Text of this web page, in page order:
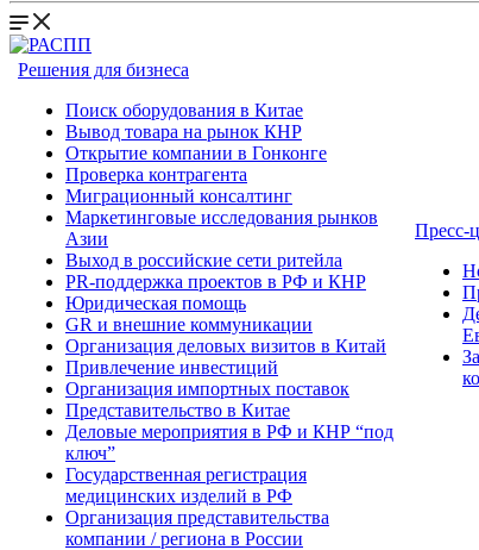
Решения для бизнеса
Поиск оборудования в Китае
Вывод товара на рынок КНР
Открытие компании в Гонконге
Проверка контрагента
Миграционный консалтинг
Маркетинговые исследования рынков
Азии
Выход в российские сети ритейла
PR-поддержка проектов в РФ и КНР
Юридическая помощь
GR и внешние коммуникации
Организация деловых визитов в Китай
Привлечение инвестиций
Организация импортных поставок
Представительство в Китае
Деловые мероприятия в РФ и КНР “под
ключ”
Государственная регистрация
медицинских изделий в РФ
Организация представительства
компании / региона в России
Пресс-